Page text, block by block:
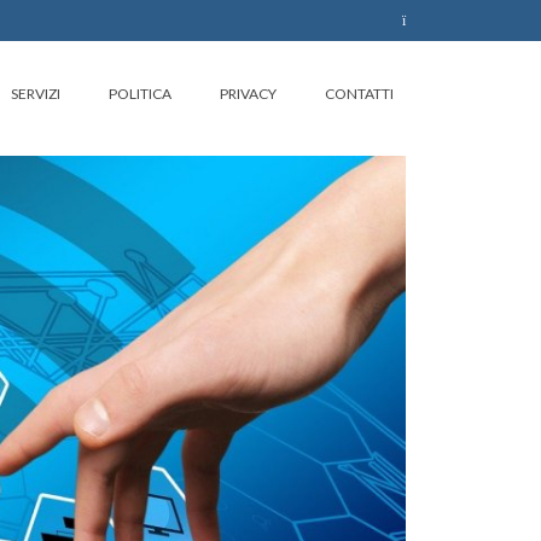
SERVIZI POLITICA PRIVACY CONTATTI